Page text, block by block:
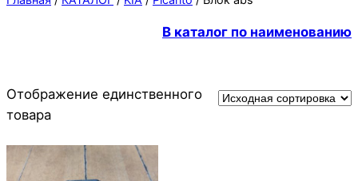
В каталог по наименованию
Отображение единственного
товара